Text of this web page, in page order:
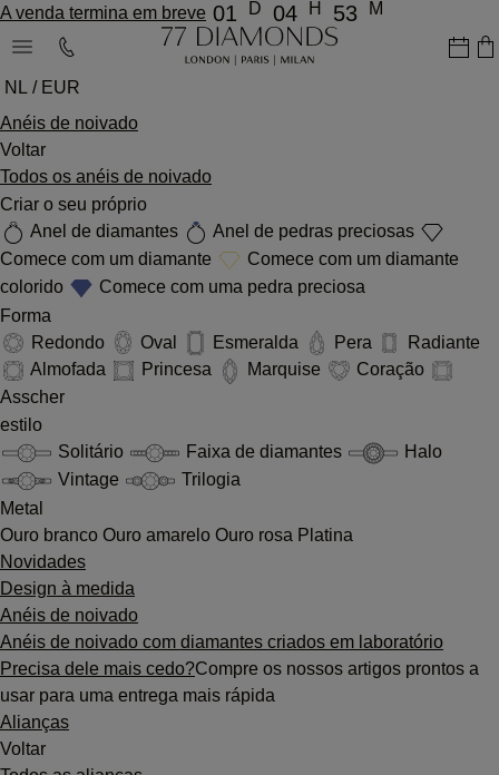
A venda termina em breve 01 D 04 H 53 M
NL / EUR
Anéis de noivado
Voltar
Todos os anéis de noivado
Criar o seu próprio
Anel de diamantes
Anel de pedras preciosas
Comece com um diamante
Comece com um diamante
colorido
Comece com uma pedra preciosa
Forma
Redondo
Oval Esmeralda Pera
Radiante
Almofada
Princesa Marquise
Coração
Asscher
estilo
Solitário
Faixa de diamantes
Halo
Vintage
Trilogia
Metal
Ouro branco Ouro amarelo Ouro rosa Platina
Novidades
Design à medida
Anéis de noivado
Anéis de noivado com diamantes criados em laboratório
Precisa dele mais cedo?Compre os nossos artigos prontos a
usar para uma entrega mais rápida
Alianças
Voltar